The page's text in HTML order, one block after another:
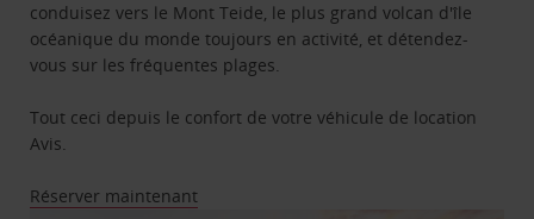
conduisez vers le Mont Teide, le plus grand volcan d'île
océanique du monde toujours en activité, et détendez-
vous sur les fréquentes plages.
Tout ceci depuis le confort de votre véhicule de location
Avis.
Réserver maintenant